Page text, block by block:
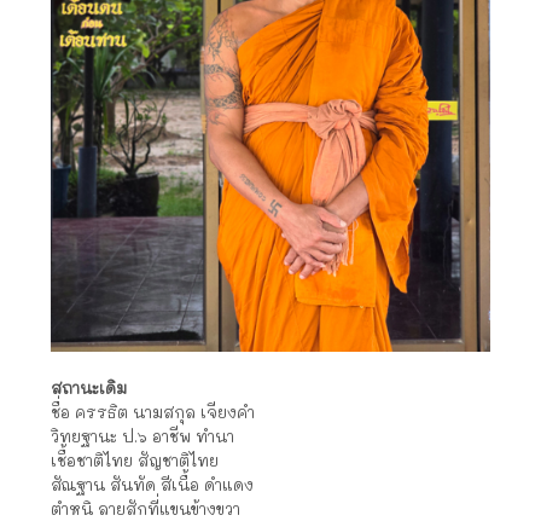
สถานะเดิม
ชื่อ ครรธิต นามสกุล เจียงคำ
วิทยฐานะ ป.๖ อาชีพ ทำนา
เชื้อชาติไทย สัญชาติไทย
สัณฐาน สันทัด สีเนื้อ ดำแดง
ตำหนิ ลายสักที่แขนข้างขวา